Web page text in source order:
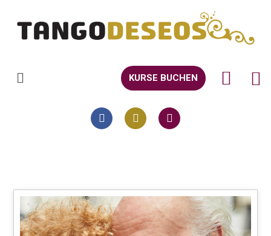
KURSE BUCHEN